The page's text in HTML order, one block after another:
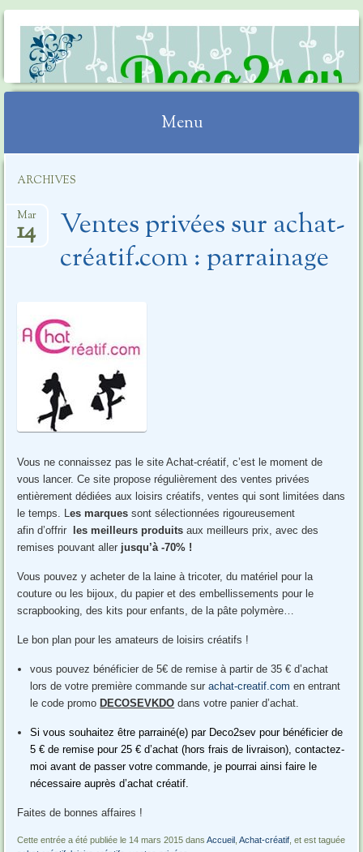
DECO2SEV
Menu
contenu
ARCHIVES
Ventes privées sur achat-
créatif.com : parrainage
Mar
14
Vous ne connaissez pas le site Achat-créatif, c’est le moment de
vous lancer. Ce site propose régulièrement des ventes privées
entièrement dédiées aux loisirs créatifs, ventes qui sont limitées dans
le temps. Les marques sont sélectionnées rigoureusement
afin d’offrir
les meilleurs produits aux meilleurs prix, avec des
remises pouvant aller jusqu’à -70% !
Vous pouvez y acheter de la laine à tricoter, du matériel pour la
couture ou les bijoux, du papier et des embellissements pour le
scrapbooking, des kits pour enfants, de la pâte polymère…
Le bon plan pour les amateurs de loisirs créatifs !
vous pouvez bénéficier de 5€ de remise à partir de 35 € d’achat
lors de votre première commande surachat-creatif.com en entrant
le code promo DECOSEVKDO dans votre panier d’achat.
Si vous souhaitez être parrainé(e) par Deco2sev pour bénéficier de
5 € de remise pour 25 € d’achat (hors frais de livraison), contactez-
moi avant de passer votre commande, je pourrai ainsi faire le
nécessaire auprès d’achat créatif.
Faites de bonnes affaires !
Cette entrée a été publiée le 14 mars 2015 dansAccueil ,Achat-créatif , et est taguée